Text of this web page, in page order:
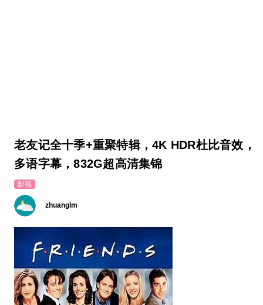
老友记全十季+重聚特辑，4K HDR杜比音效，
多语字幕，832G超高清集锦
影视
zhuanglm